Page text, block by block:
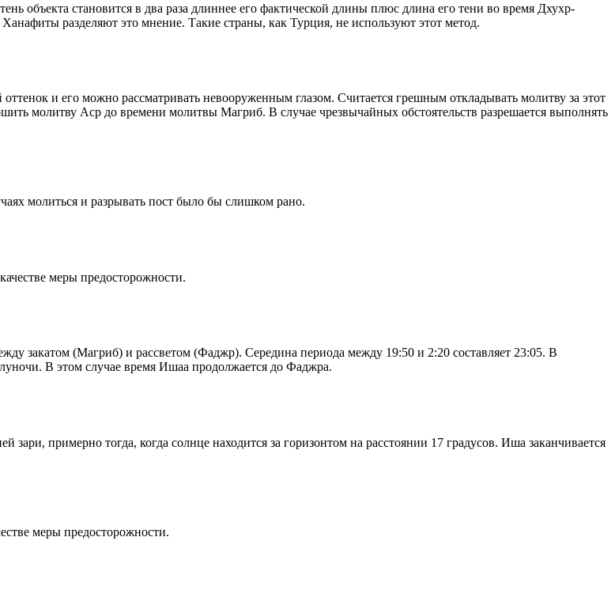
объекта становится в два раза длиннее его фактической длины плюс длина его тени во время Дхухр-
разделяют это мнение. Такие страны, как Турция, не используют этот метод.
и его можно рассматривать невооруженным глазом. Считается грешным откладывать молитву за этот
молитву Аср до времени молитвы Магриб. В случае чрезвычайных обстоятельств разрешается выполнять
молиться и разрывать пост было бы слишком рано.
меры предосторожности.
закатом (Магриб) и рассветом (Фаджр). Середина периода между 19:50 и 2:20 составляет 23:05. В
В этом случае время Ишаа продолжается до Фаджра.
зари, примерно тогда, когда солнце находится за горизонтом на расстоянии 17 градусов. Иша заканчивается
меры предосторожности.